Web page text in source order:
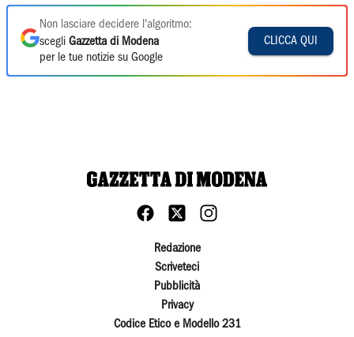
Non lasciare decidere l'algoritmo:
scegli Gazzetta di Modena
per le tue notizie su Google
CLICCA QUI
Redazione
Scriveteci
Pubblicità
Privacy
Codice Etico e Modello 231